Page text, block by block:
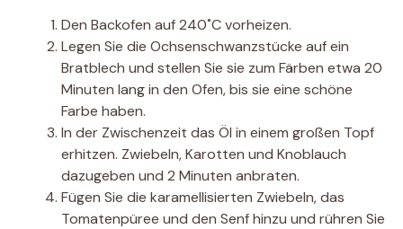
Den Backofen auf 240˚C vorheizen.
Legen Sie die Ochsenschwanzstücke auf ein
Bratblech und stellen Sie sie zum Färben etwa 20
Minuten lang in den Ofen, bis sie eine schöne
Farbe haben.
In der Zwischenzeit das Öl in einem großen Topf
erhitzen. Zwiebeln, Karotten und Knoblauch
dazugeben und 2 Minuten anbraten.
Fügen Sie die karamellisierten Zwiebeln, das
Tomatenpüree und den Senf hinzu und rühren Sie